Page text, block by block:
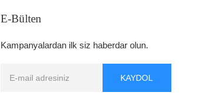
E-Bülten
Kampanyalardan ilk siz haberdar olun.
KAYDOL